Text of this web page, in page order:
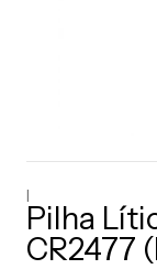
|
Pilha
CR2477